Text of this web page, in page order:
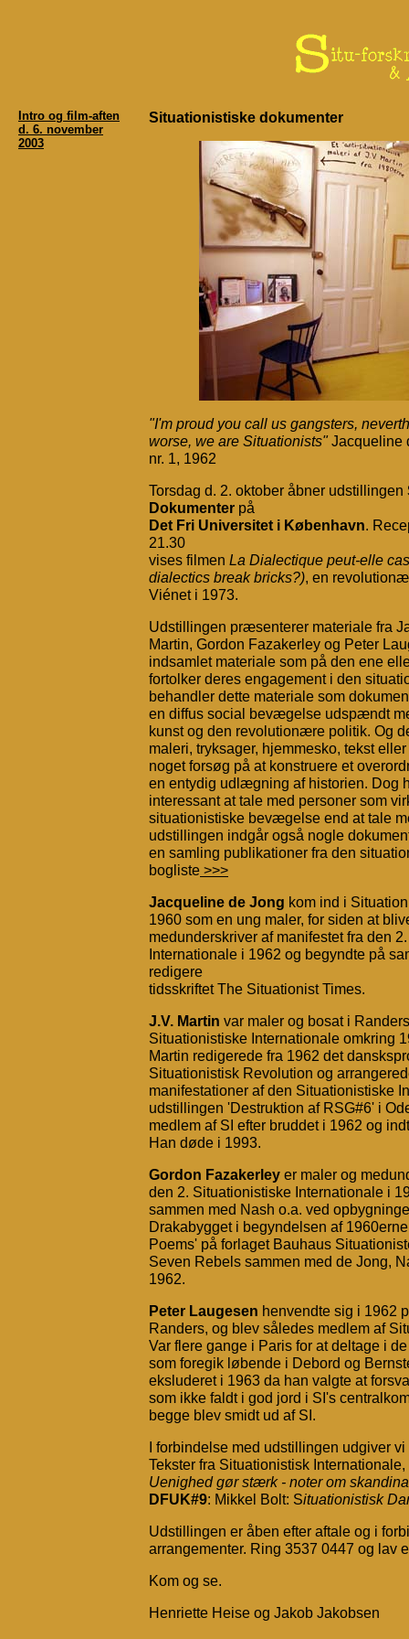
Intro og film-aften
d. 6. november
2003
Situationistiske dokumenter
"I'm proud you call us gangsters,
worse, we are Situationists"Jacqueline
nr. 1, 1962
Torsdag d. 2. oktober åbner udstillingen
Dokumenter på
Det Fri Universitet i København.
21.30
vises filmen La Dialectique peut-elle
dialectics break bricks?), en
Viénet i 1973.
Udstillingen præsenterer materiale fra
Martin, Gordon Fazakerley og Peter
indsamlet materiale som på den ene
fortolker deres engagement i den
behandler dette materiale som
en diffus social bevægelse udspændt
kunst og den revolutionære politik. Og
maleri, tryksager, hjemmesko, tekst
noget forsøg på at konstruere et
en entydig udlægning af historien. Dog
interessant at tale med personer som
situationistiske bevægelse end at tale
udstillingen indgår også nogle
en samling publikationer fra den
bogliste >>>
Jacqueline de Jong kom ind i
1960 som en ung maler, for siden at
medunderskriver af manifestet fra den
Internationale i 1962 og begyndte på
redigere
tidsskriftet The Situationist Times.
J.V. Martin var maler og bosat i
Situationistiske Internationale omkring
Martin redigerede fra 1962 det
Situationistisk Revolution og
manifestationer af den Situationistiske
udstillingen 'Destruktion af RSG#6' i
medlem af SI efter bruddet i 1962 og
Han døde i 1993.
Gordon Fazakerley er maler og
den 2. Situationistiske Internationale i
sammen med Nash o.a. ved
Drakabygget i begyndelsen af
Poems' på forlaget Bauhaus
Seven Rebels sammen med de Jong,
1962.
Peter Laugesen henvendte sig i 1962
Randers, og blev således medlem af
Var flere gange i Paris for at deltage i
som foregik løbende i Debord og
eksluderet i 1963 da han valgte at
som ikke faldt i god jord i SI's
begge blev smidt ud af SI.
I forbindelse med udstillingen udgiver
Tekster fra Situationistisk Internationale,
Uenighed gør stærk - noter om
DFUK#9: Mikkel Bolt: Situationistisk
Udstillingen er åben efter aftale og i
arrangementer. Ring 3537 0447 og lav
Kom og se.
Henriette Heise og Jakob Jakobsen